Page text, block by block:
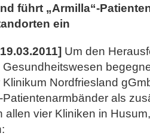
führt „Armilla“-
ein
Um den
Gesundheitswesen
Nordfriesland
Patientenarmbänder als
allen vier Kliniken in